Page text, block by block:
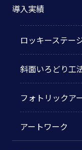
導入実績
ロッキーステー
斜面いろどり工
フォトリックア
アートワーク